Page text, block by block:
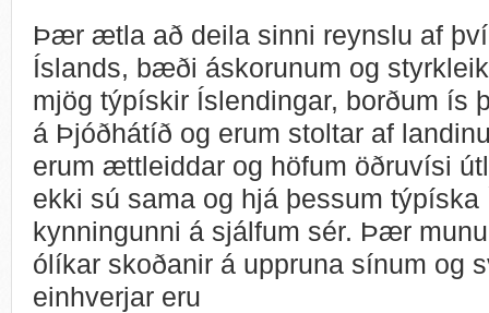
Þær ætla að deila sinni reynslu af
Íslands, bæði áskorunum og
mjög týpískir Íslendingar, borðum ís
á Þjóðhátíð og erum stoltar af
erum ættleiddar og höfum öðruvísi
ekki sú sama og hjá þessum
kynningunni á sjálfum sér. Þær
ólíkar skoðanir á uppruna sínum og
einhverjar eru